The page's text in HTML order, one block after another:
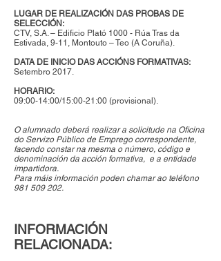
LUGAR DE REALIZACIÓN DAS PROBAS DE
SELECCIÓN:
CTV, S.A. – Edificio Plató 1000 - Rúa Tras da
Estivada, 9-11, Montouto – Teo (A Coruña).
DATA DE INICIO DAS ACCIÓNS FORMATIVAS:
Setembro 2017.
HORARIO:
09:00-14:00/15:00-21:00 (provisional).
O alumnado deberá realizar a solicitude na Oficina
do Servizo Público de Emprego correspondente,
facendo constar na mesma o número, código e
denominación da acción formativa, e a entidade
impartidora.
Para máis información poden chamar ao teléfono
981 509 202.
INFORMACIÓN
RELACIONADA: